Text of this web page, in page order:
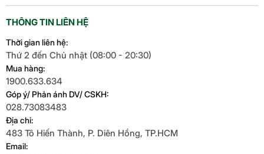
THÔNG TIN LIÊN HỆ
Thời gian liên hệ:
Thứ 2 đến Chủ nhật (08:00 - 20:30)
Mua hàng:
1900.633.634
Góp ý/ Phản ánh DV/ CSKH:
028.73083483
Địa chỉ:
483 Tô Hiến Thành, P. Diên Hồng, TP.HCM
Email: